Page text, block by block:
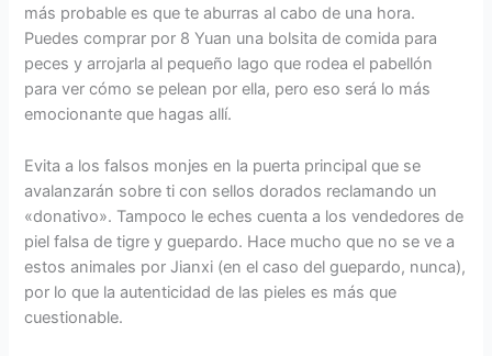
más probable es que te aburras al cabo de una hora.
Puedes comprar por 8 Yuan una bolsita de comida para
peces y arrojarla al pequeño lago que rodea el pabellón
para ver cómo se pelean por ella, pero eso será lo más
emocionante que hagas allí.
Evita a los falsos monjes en la puerta principal que se
avalanzarán sobre ti con sellos dorados reclamando un
«donativo». Tampoco le eches cuenta a los vendedores de
piel falsa de tigre y guepardo. Hace mucho que no se ve a
estos animales por Jianxi (en el caso del guepardo, nunca),
por lo que la autenticidad de las pieles es más que
cuestionable.